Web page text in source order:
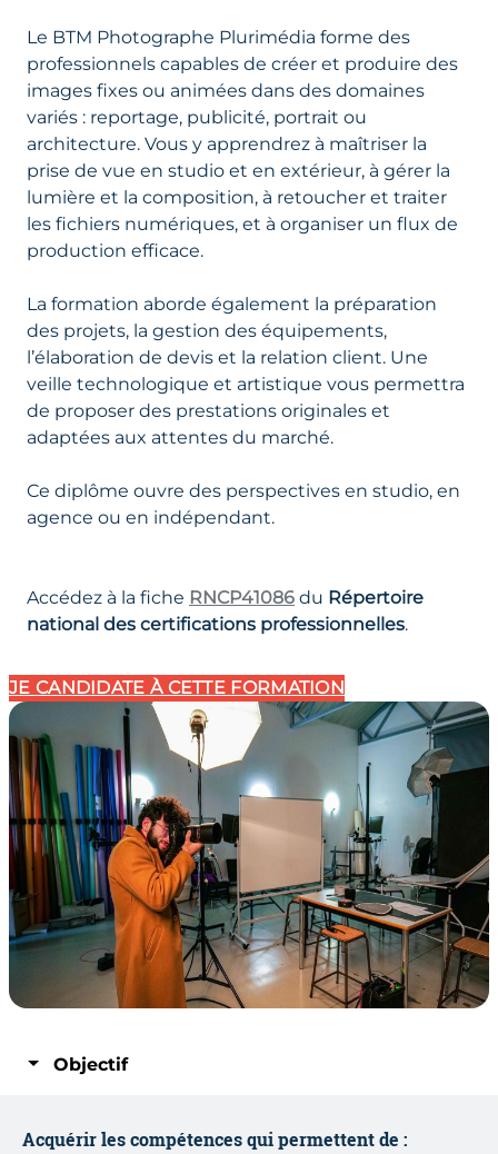
Le BTM Photographe Plurimédia forme des
professionnels capables de créer et produire des
images fixes ou animées dans des domaines
variés : reportage, publicité, portrait ou
architecture. Vous y apprendrez à maîtriser la
prise de vue en studio et en extérieur, à gérer la
lumière et la composition, à retoucher et traiter
les fichiers numériques, et à organiser un flux de
production efficace.
La formation aborde également la préparation
des projets, la gestion des équipements,
l’élaboration de devis et la relation client. Une
veille technologique et artistique vous permettra
de proposer des prestations originales et
adaptées aux attentes du marché.
Ce diplôme ouvre des perspectives en studio, en
agence ou en indépendant.
Accédez à la fiche RNCP41086 du Répertoire
national des certifications professionnelles.
JE CANDIDATE À CETTE FORMATION
Objectif
Acquérir les compétences qui permettent de :